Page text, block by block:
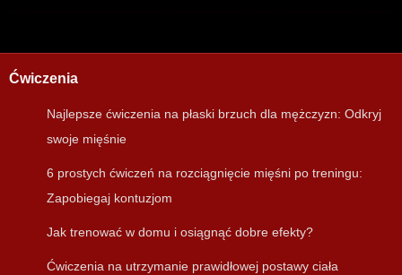
Ćwiczenia
Najlepsze ćwiczenia na płaski brzuch dla mężczyzn: Odkryj
swoje mięśnie
6 prostych ćwiczeń na rozciągnięcie mięśni po treningu:
Zapobiegaj kontuzjom
Jak trenować w domu i osiągnąć dobre efekty?
Ćwiczenia na utrzymanie prawidłowej postawy ciała